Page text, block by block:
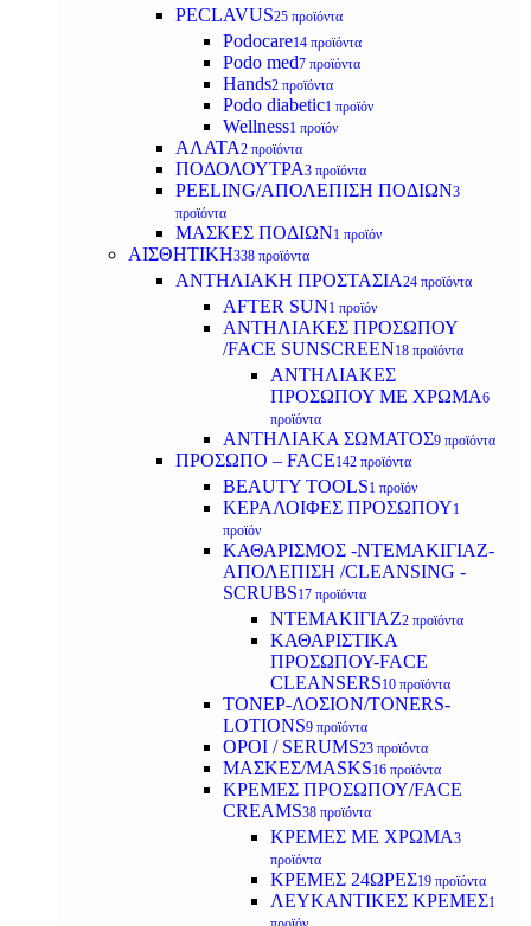
PECLAVUS25 προϊόντα
Podocare14 προϊόντα
Podo med7 προϊόντα
Hands2 προϊόντα
Podo diabetic1 προϊόν
Wellness1 προϊόν
ΑΛΑΤΑ2 προϊόντα
ΠΟΔΟΛΟΥΤΡΑ3 προϊόντα
PEELING/ΑΠΟΛΕΠΙΣΗ ΠΟΔΙΩΝ3
προϊόντα
ΜΑΣΚΕΣ ΠΟΔΙΩΝ1 προϊόν
ΑΙΣΘΗΤΙΚΗ338 προϊόντα
ΑΝΤΗΛΙΑΚΗ ΠΡΟΣΤΑΣΙΑ24 προϊόντα
AFTER SUN1 προϊόν
ΑΝΤΗΛΙΑΚΕΣ ΠΡΟΣΩΠΟΥ
/FACE SUNSCREEN18 προϊόντα
ΑΝΤΗΛΙΑΚΕΣ
ΠΡΟΣΩΠΟΥ ΜΕ ΧΡΩΜΑ6
προϊόντα
ΑΝΤΗΛΙΑΚΑ ΣΩΜΑΤΟΣ9 προϊόντα
ΠΡΟΣΩΠΟ – FACE142 προϊόντα
BEAUTY TOOLS1 προϊόν
ΚΕΡΑΛΟΙΦΕΣ ΠΡΟΣΩΠΟΥ1
προϊόν
ΚΑΘΑΡΙΣΜΟΣ -ΝΤΕΜΑΚΙΓΙΑΖ-
ΑΠΟΛΕΠΙΣΗ /CLEANSING -
SCRUBS17 προϊόντα
ΝΤΕΜΑΚΙΓΙΑΖ2 προϊόντα
ΚΑΘΑΡΙΣΤΙΚΑ
ΠΡΟΣΩΠΟΥ-FACE
CLEANSERS10 προϊόντα
ΤΟΝΕΡ-ΛΟΣΙΟΝ/TONERS-
LOTIONS9 προϊόντα
ΟΡΟΙ / SERUMS23 προϊόντα
ΜΑΣΚΕΣ/MASKS16 προϊόντα
ΚΡΕΜΕΣ ΠΡΟΣΩΠΟΥ/FACE
CREAMS38 προϊόντα
ΚΡΕΜΕΣ ΜΕ ΧΡΩΜΑ3
προϊόντα
ΚΡΕΜΕΣ 24ΩΡΕΣ19 προϊόντα
ΛΕΥΚΑΝΤΙΚΕΣ ΚΡΕΜΕΣ1